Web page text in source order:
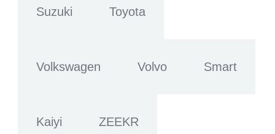
Suzuki Toyota
Volkswagen Volvo Smart
Kaiyi ZEEKR